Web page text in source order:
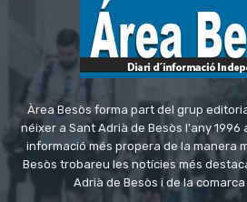
Àrea Besòs forma part del grup
néixer a Sant Adrià de Besòs l'any
informació més propera de la manera
Besòs trobareu les notícies més
Adrià de Besòs i de la comarca